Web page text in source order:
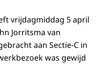
vrijdagmiddag 5 april
Jorritsma van
aan Sectie-C in
was gewijd